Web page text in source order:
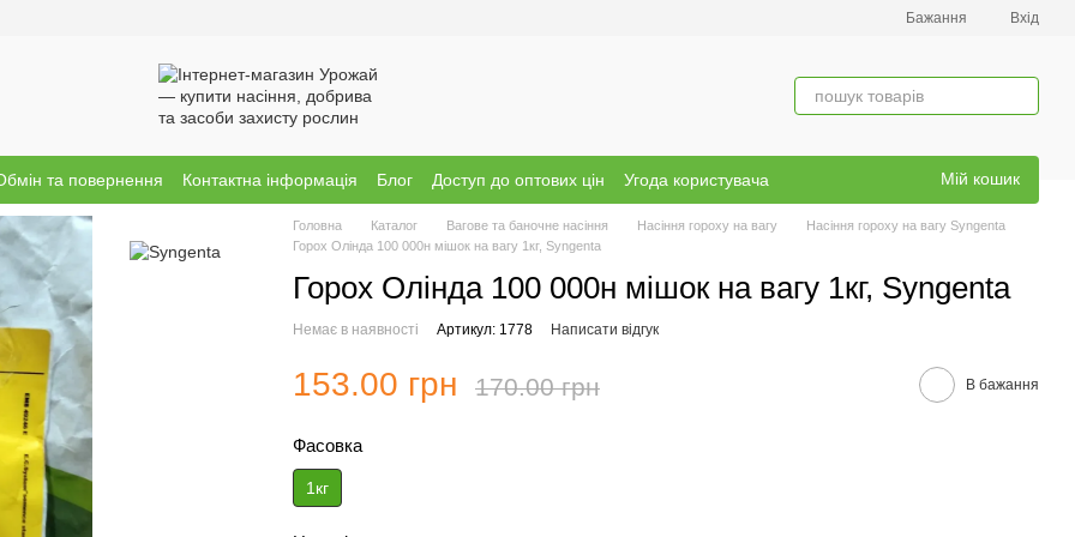
Бажання Вхід
та повернення Контактна інформація Блог Доступ до оптових цін
Угода користувача
Мій кошик
Головна Каталог Вагове та баночне насіння Насіння гороху на вагу
Насіння гороху на вагу Syngenta
Горох Олінда 100 000н мішок на вагу 1кг, Syngenta
Горох Олінда 100 000н мішок на вагу 1кг, Syngenta
Немає в наявності Артикул: 1778 Написати відгук
153.00 грн 170.00 грн В бажання
Фасовка
1кг